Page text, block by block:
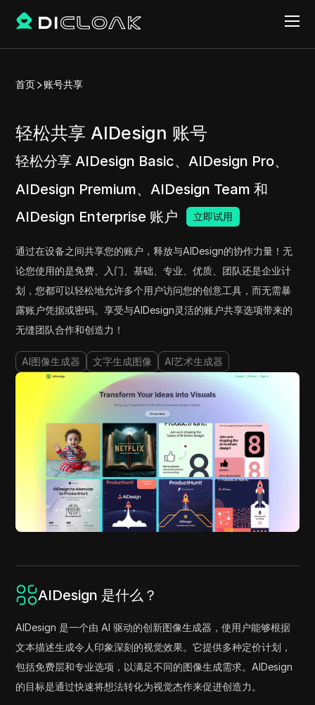
首页 账号共享
轻松共享 AIDesign 账号
轻松分享 AIDesign Basic、AIDesign Pro、
AIDesign Premium、AIDesign Team 和
AIDesign Enterprise 账户
立即试用
通过在设备之间共享您的账户，释放与AIDesign的协作力量！无
论您使用的是免费、入门、基础、专业、优质、团队还是企业计
划，您都可以轻松地允许多个用户访问您的创意工具，而无需暴
露账户凭据或密码。享受与AIDesign灵活的账户共享选项带来的
无缝团队合作和创造力！
AI图像生成器 文字生成图像 AI艺术生成器
AIDesign 是什么？
AIDesign 是一个由 AI 驱动的创新图像生成器，使用户能够根据
文本描述生成令人印象深刻的视觉效果。它提供多种定价计划，
包括免费层和专业选项，以满足不同的图像生成需求。AIDesign
的目标是通过快速将想法转化为视觉杰作来促进创造力。